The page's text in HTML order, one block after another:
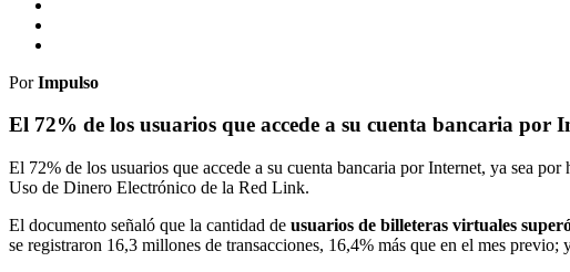
PorImpulso
El 72% de los usuarios que accede a su cuenta bancaria
El 72% de los usuarios que accede a su cuenta bancaria por Internet, ya sea
Uso de Dinero Electrónico de la Red Link.
El documento señaló que la cantidad de usuarios de billeteras virtuales
se registraron 16,3 millones de transacciones, 16,4% más que en el mes